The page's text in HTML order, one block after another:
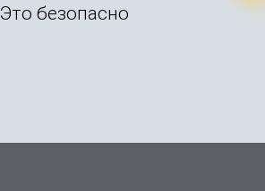
Это безопасно